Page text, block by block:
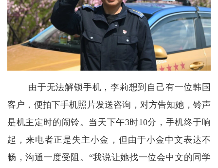
由于无法解锁手机，李莉想到自己有一位韩国
客户，便拍下手机照片发送咨询，对方告知她，铃声
是机主定时的闹铃。当天下午3时10分，手机终于响
起，来电者正是失主小金，但由于小金中文表达不
畅，沟通一度受阻。“我说让她找一位会中文的同学